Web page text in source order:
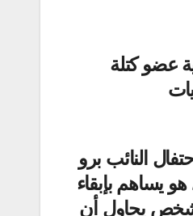
عضو كتلة
النائب برو
يساهم بإبقاء
شخص يحاول أن